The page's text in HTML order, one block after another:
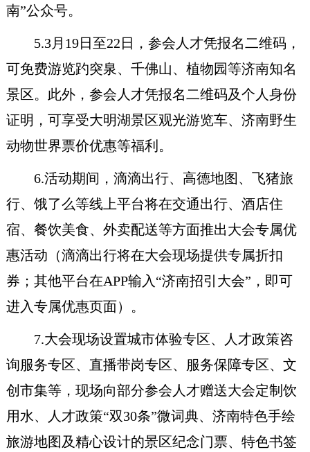
南”公众号。
5.3月19日至22日，参会人才凭报名二维码，
可免费游览趵突泉、千佛山、植物园等济南知名
景区。此外，参会人才凭报名二维码及个人身份
证明，可享受大明湖景区观光游览车、济南野生
动物世界票价优惠等福利。
6.活动期间，滴滴出行、高德地图、飞猪旅
行、饿了么等线上平台将在交通出行、酒店住
宿、餐饮美食、外卖配送等方面推出大会专属优
惠活动（滴滴出行将在大会现场提供专属折扣
券；其他平台在APP输入“济南招引大会”，即可
进入专属优惠页面）。
7.大会现场设置城市体验专区、人才政策咨
询服务专区、直播带岗专区、服务保障专区、文
创市集等，现场向部分参会人才赠送大会定制饮
用水、人才政策“双30条”微词典、济南特色手绘
旅游地图及精心设计的景区纪念门票、特色书签